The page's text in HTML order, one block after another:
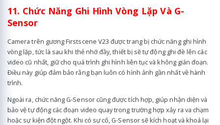
11. Chức Năng Ghi Hình Vòng Lặp Và G-
Sensor
Camera trên gương Firstscene V23 được trang bị chức năng ghi hình
vòng lặp, tức là sau khi thẻ nhớ đầy, thiết bị sẽ tự động ghi đè lên các
video cũ nhất, giữ cho quá trình ghi hình liên tục và không gián đoạn.
Điều này giúp đảm bảo rằng bạn luôn có hình ảnh gần nhất về hành
trình.
Ngoài ra, chức năng G-Sensor cũng được tích hợp, giúp nhận diện và
bảo vệ tự động các đoạn video quay trong trường hợp xảy ra va chạm
hoặc sự kiện đột ngột. Khi có sự cố, G-Sensor sẽ kích hoạt và khoá lại